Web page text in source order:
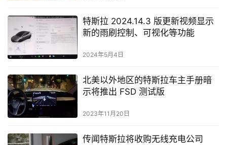
特斯拉 2024.14.3 版更新视频显示
新的雨刷控制、可视化等功能
2024年5月4日
北美以外地区的特斯拉车主手册暗
示将推出 FSD 测试版
2023年11月20日
传闻特斯拉将收购无线充电公司